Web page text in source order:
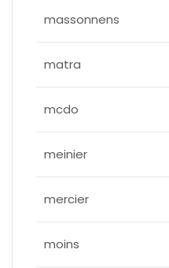
massonnens
matra
mcdo
meinier
mercier
moins